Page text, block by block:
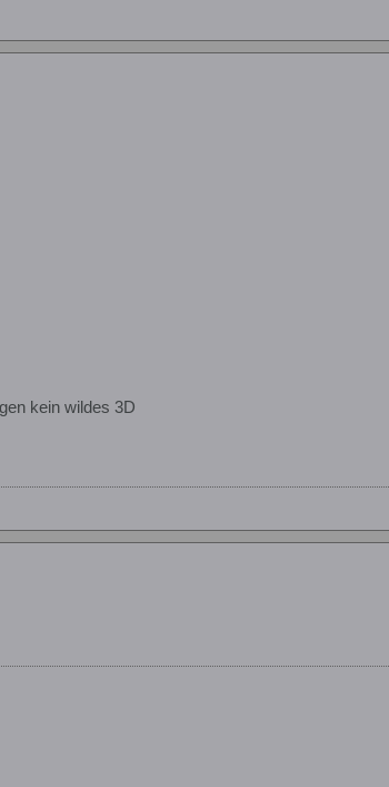
kein wildes 3D